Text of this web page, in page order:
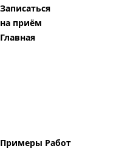
Записаться
на приём
Главная
Примеры Работ